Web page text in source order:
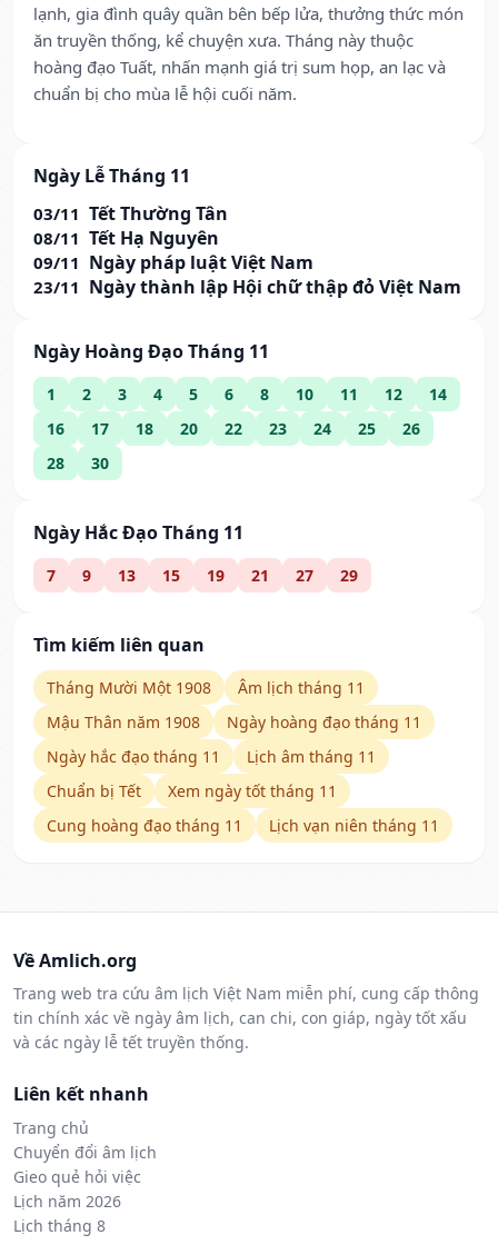
lạnh, gia đình quây quần bên bếp lửa, thưởng thức món
ăn truyền thống, kể chuyện xưa. Tháng này thuộc
hoàng đạo Tuất, nhấn mạnh giá trị sum họp, an lạc và
chuẩn bị cho mùa lễ hội cuối năm.
Ngày Lễ Tháng 11
03/11 Tết Thường Tân
08/11 Tết Hạ Nguyên
09/11 Ngày pháp luật Việt Nam
23/11 Ngày thành lập Hội chữ thập đỏ Việt Nam
Ngày Hoàng Đạo Tháng 11
1 2 3 4 5 6 8 10 11 12
14
16
17 18 20 22 23 24 25
26
28
30
Ngày Hắc Đạo Tháng 11
7 9 13 15 19 21 27 29
Tìm kiếm liên quan
Tháng Mười Một 1908
Âm lịch tháng 11
Mậu Thân năm 1908
Ngày hoàng đạo tháng 11
Ngày hắc đạo tháng 11
Lịch âm tháng 11
Chuẩn bị Tết
Xem ngày tốt tháng 11
Cung hoàng đạo tháng 11
Lịch vạn niên tháng 11
Về Amlich.org
Trang web tra cứu âm lịch Việt Nam miễn phí, cung cấp thông
tin chính xác về ngày âm lịch, can chi, con giáp, ngày tốt xấu
và các ngày lễ tết truyền thống.
Liên kết nhanh
Trang chủ
Chuyển đổi âm lịch
Gieo quẻ hỏi việc
Lịch năm 2026
Lịch tháng 8